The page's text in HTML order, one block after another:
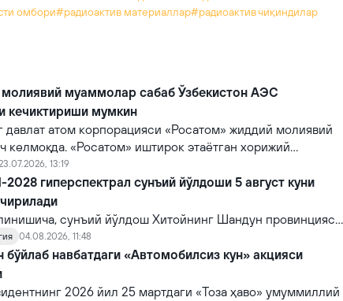
омбори#радиоактив материаллар#радиоактив чиқиндилар
молиявий муаммолар сабаб Ўзбекистон АЭС
кечиктириши мумкин
давлат атом корпорацияси «Росатом» жиддий молиявий
келмоқда. «Росатом» иштирок этаётган хорижий
жумладан Ўзбекистон ва Қозоғистонда қурилиши
атом электр станциялари қурилиши муддатларига
мумкин.
13:19
гиперспектрал сунъий йўлдоши 5 август куни
сунъий йўлдош Хитойнинг Шандун провинцияси
яқинида жойлашган денгиз старт платформасидан
компанияси томонидан Lampung-1 йўлдоши билан бирга
04.08.2026, 11:48
бўйлаб навбатдаги «Автомобилсиз кун» акцияси
2026 йил 25 мартдаги «Тоза ҳаво» умуммиллий